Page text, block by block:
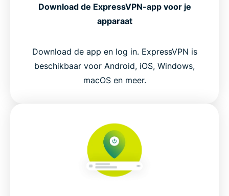
Download de ExpressVPN-app voor je
apparaat
Download de app en log in. ExpressVPN is
beschikbaar voor Android, iOS, Windows,
macOS en meer.